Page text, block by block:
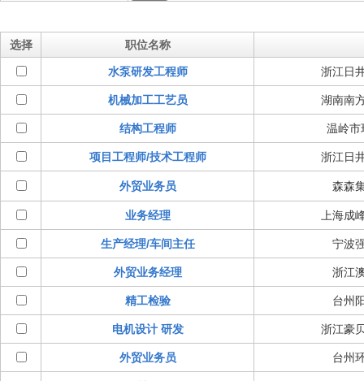
选择 职位名称
水泵研发工程师 浙江日
机械加工工艺员 湖南南
结构工程师 温岭市
项目工程师/技术工程师 浙江日
外贸业务员 森森
业务经理 上海成
生产经理/车间主任 宁波
外贸业务经理 浙江
精工检验 台州
电机设计 研发 浙江豪
外贸业务员 台州